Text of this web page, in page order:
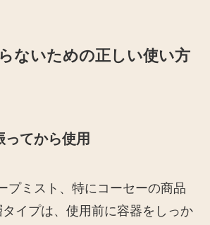
ないための正しい使い方
ってから使用
プミスト、特にコーセーの商品
イプは、使用前に容器をしっか